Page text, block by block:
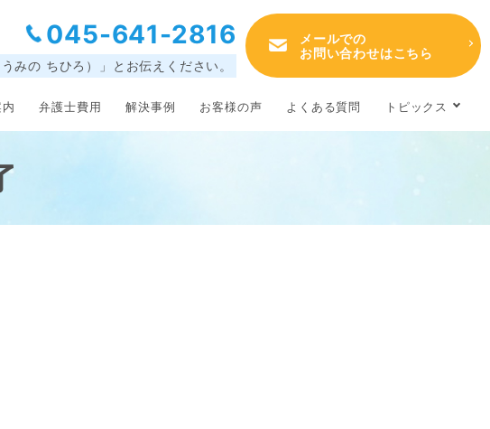
弁護士費用 解決事例 お客様の声 よくある質問 トピックス
045-641-2816
みの ちひろ）」とお伝えください。
メールでの
お問い合わせはこちら